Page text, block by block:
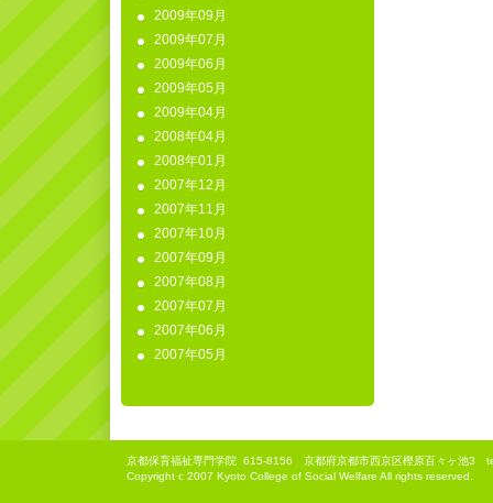
2009年09月
2009年07月
2009年06月
2009年05月
2009年04月
2008年04月
2008年01月
2007年12月
2007年11月
2007年10月
2007年09月
2007年08月
2007年07月
2007年06月
2007年05月
京都保育福祉専門学院 615-8156 京都府京都市西京区樫原百々ヶ池3
Copyright c 2007 Kyoto College of Social Welfare All rights reserved.